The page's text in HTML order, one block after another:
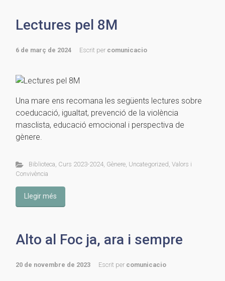
Lectures pel 8M
6 de març de 2024 Escrit per comunicacio
Una mare ens recomana les següents lectures sobre
coeducació, igualtat, prevenció de la violència
masclista, educació emocional i perspectiva de
gènere.
Biblioteca, Curs 2023-2024, Gènere, Uncategorized, Valors i
Convivència
Llegir més
Alto al Foc ja, ara i sempre
20 de novembre de 2023 Escrit per comunicacio